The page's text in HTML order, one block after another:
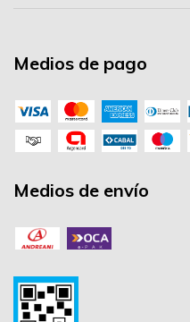
Medios de pago
Medios de envío